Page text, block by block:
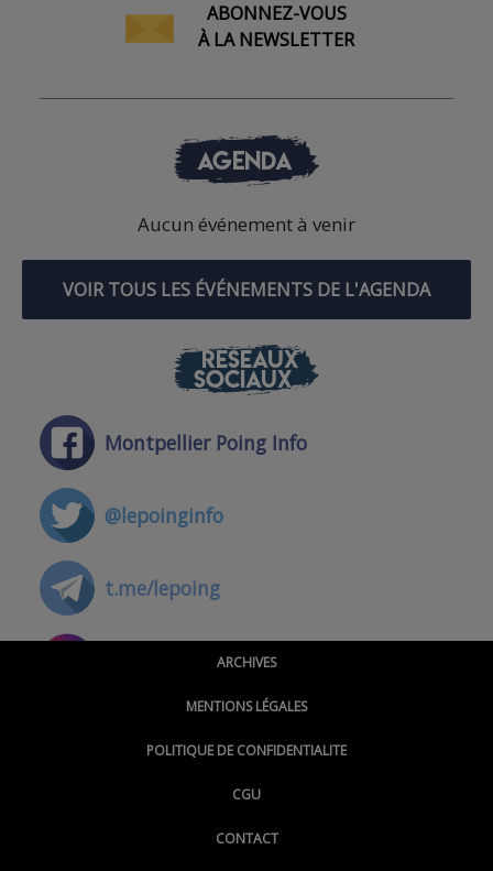
ABONNEZ-VOUS
À LA NEWSLETTER
AGENDA
Aucun événement à venir
VOIR TOUS LES ÉVÉNEMENTS DE L'AGENDA
RÉSEAUX
SOCIAUX
Montpellier Poing Info
@lepoinginfo
t.me/lepoing
@montpellierpoinginfo
@LePoingMontpellier
ARCHIVES
MENTIONS LÉGALES
POLITIQUE DE CONFIDENTIALITE
CGU
CONTACT